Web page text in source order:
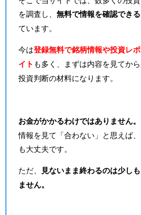
を調査し、 無料で情報を確認でき
ています。
今は登録無料で銘柄情報や投資レ
イト も多く、まずは内容を見てから
投資判断の材料になります。
お金がかかるわけではありません。
情報を見て「合わない」と思えば
も大丈夫です。
ただ、
見ないまま終わるのは少し
ません。